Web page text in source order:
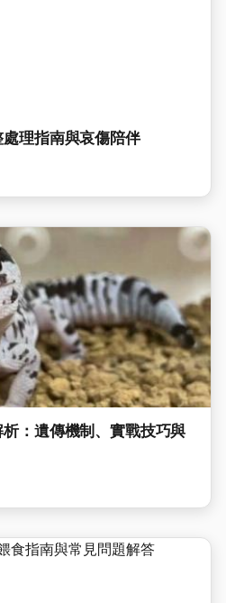
理指南與哀傷陪伴
：遺傳機制、實戰技巧與